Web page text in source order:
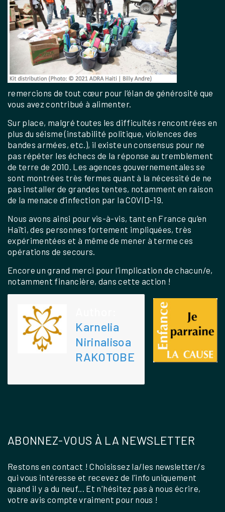
remercions de tout cœur pour l’élan de générosité que
vous avez contribué à alimenter.
Sur place, malgré toutes les difficultés rencontrées en
plus du séisme (instabilité politique, violences des
bandes armées, etc.), il existe un consensus pour ne
pas répéter les échecs de la réponse au tremblement
de terre de 2010. Les agences gouvernementales se
sont montrées très fermes quant à la nécessité de ne
pas installer de grandes tentes, notamment en raison
de la menace d’infection par la COVID-19.
Nous avons ainsi pour vis-à-vis, tant en France qu’en
Haïti, des personnes fortement impliquées, très
expérimentées et à même de mener à terme ces
opérations de secours.
Encore un grand merci pour l’implication de chacun/e,
notamment financière, dans cette action !
Karnelia
Nirinalisoa
RAKOTOBE
ABONNEZ-VOUS À LA NEWSLETTER
Restons en contact ! Choisissez la/les newsletter/s
qui vous intéresse et recevez de l'info uniquement
quand il y a du neuf... Et n'hésitez pas à nous écrire,
votre avis compte vraiment pour nous !